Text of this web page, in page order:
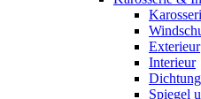
Exterieur
Interieur
Spiegel